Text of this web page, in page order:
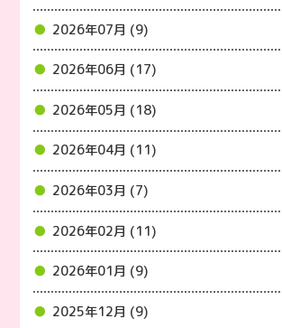
2026年07月 (9)
2026年06月 (17)
2026年05月 (18)
2026年04月 (11)
2026年03月 (7)
2026年02月 (11)
2026年01月 (9)
2025年12月 (9)